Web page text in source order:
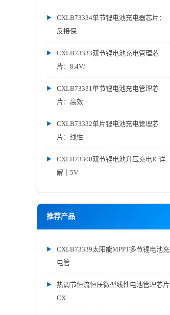
CXLB73334单节锂电池充电器芯片：
反接保
CXLB73333双节锂电池充电管理芯
片：8.4V/
CXLB73331单节锂电池充电管理芯
片：高效
CXLB73332单片锂电池充电管理芯
片：线性
CXLB73300双节锂电池升压充电IC详
解｜5V
推荐产品
CXLB73339太阳能MPPT多节锂电池充
电管
热调节恒流恒压微型线性电池管理芯片
CX